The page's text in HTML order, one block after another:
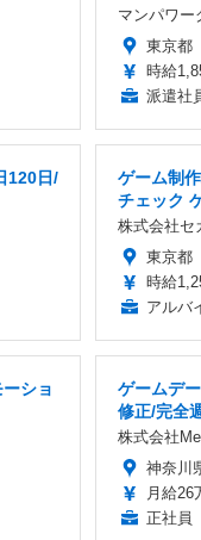
マンパワー
東京都
時給
派遣社
120日/
ゲーム制
チェック
株式会社セ
東京都
時給
アルバ
ショ
ゲームデ
修正/完全
株式会社
神奈川
月給26
正社員